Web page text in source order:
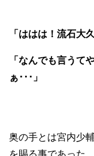
「ははは！流石大
「なんでも言うて
ぁ･･･」
奥の手とは宮内少